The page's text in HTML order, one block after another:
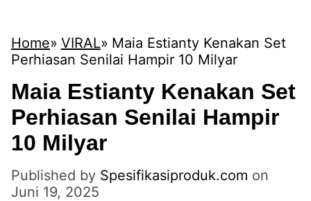
Home VIRAL
Maia Estianty Kenakan Set
Perhiasan Senilai Hampir 10 Milyar
Maia Estianty Kenakan Set
Perhiasan Senilai Hampir
10 Milyar
Published by Spesifikasiproduk.com on
Juni 19, 2025